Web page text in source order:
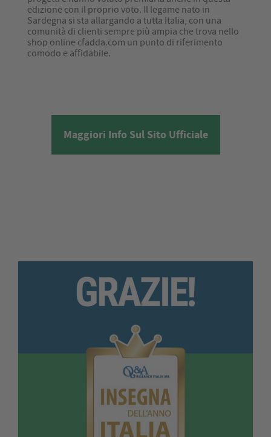
edizione con il proprio voto. Il legame nato in
Sardegna si sta allargando a tutta Italia, con una
comunità di clienti sempre più ampia che trova nello
shop online cfadda.com un punto di riferimento
comodo e affidabile.
Maggiori Info Sul Sito Ufficiale